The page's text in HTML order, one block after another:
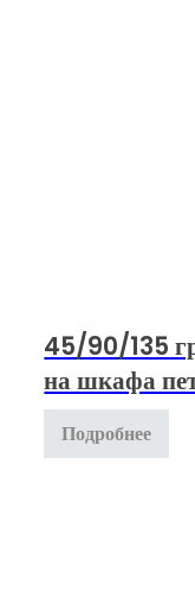
45/90/135
на шкафа
Подробнее